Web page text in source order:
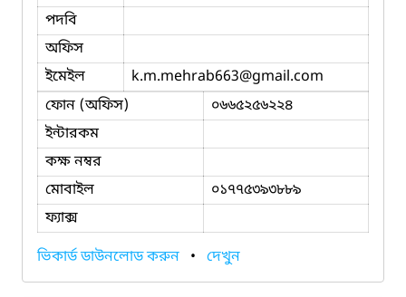
পদবি
অফিস
ইমেইল
k.m.mehrab663@gmail.com
ফোন (অফিস)
০৬৬৫২৫৬২২৪
ইন্টারকম
কক্ষ নম্বর
মোবাইল
০১৭৭৫৩৯৩৮৮৯
ফ্যাক্স
ভিকার্ড ডাউনলোড করুন • দেখুন